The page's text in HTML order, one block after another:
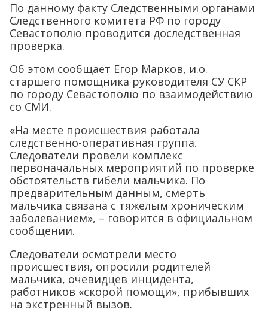
По данному факту Следственными органами
Следственного комитета РФ по городу
Севастополю проводится доследственная
проверка.
Об этом сообщает Егор Марков, и.о.
старшего помощника руководителя СУ СКР
по городу Севастополю по взаимодействию
со СМИ.
«На месте происшествия работала
следственно-оперативная группа.
Следователи провели комплекс
первоначальных мероприятий по проверке
обстоятельств гибели мальчика. По
предварительным данным, смерть
мальчика связана с тяжелым хроническим
заболеванием», – говорится в официальном
сообщении.
Следователи осмотрели место
происшествия, опросили родителей
мальчика, очевидцев инцидента,
работников «скорой помощи», прибывших
на экстренный вызов.